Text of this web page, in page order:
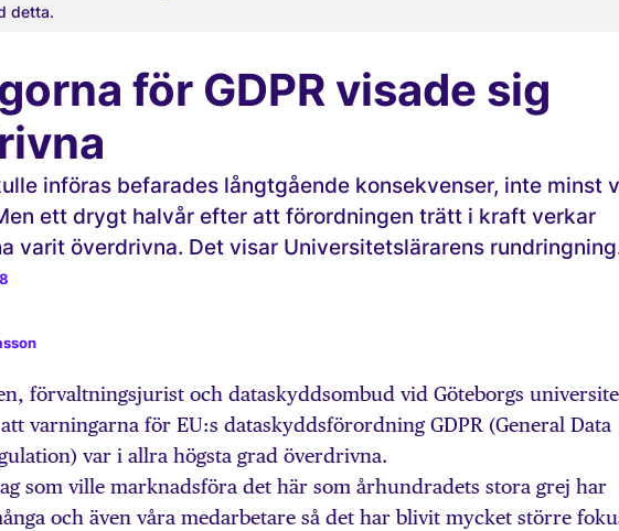
detta.
för GDPR visade sig
införas befarades långt­gående konsekvenser, inte minst
ett drygt halvår efter att förordningen trätt i kraft verkar
varit överdrivna. Det visar Universitetslärarens
förvaltnings­jurist och dataskyddsombud vid Göteborgs
varningarna för EU:s dataskyddsförordning GDPR (General Data
var i allra högsta grad överdrivna.
som ville marknadsföra det här som århundradets stora grej har
och även våra medarbetare så det har blivit mycket större